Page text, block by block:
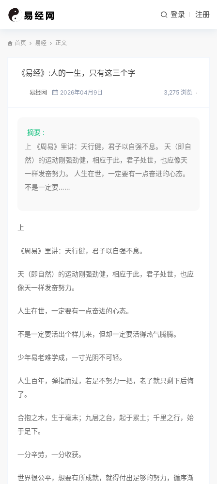
登录 注册
首页 易经 正文
《易经》:人的一生，只有这三个字
易经网 2026年04月9日 3,275 浏览
摘要 :
上 《周易》里讲：天行健，君子以自强不息。 天（即自
然）的运动刚强劲健，相应于此，君子处世，也应像天
一样发奋努力。 人生在世，一定要有一点奋进的心态。
不是一定要……
上
《周易》里讲：天行健，君子以自强不息。
天（即自然）的运动刚强劲健，相应于此，君子处世，也应
像天一样发奋努力。
人生在世，一定要有一点奋进的心态。
不是一定要活出个样儿来，但却一定要活得热气腾腾。
少年易老难学成，一寸光阴不可轻。
人生百年，弹指而过，若是不努力一把，老了就只剩下后悔
了。
合抱之木，生于毫末；九层之台，起于累土；千里之行，始
于足下。
一分辛劳，一分收获。
世界很公平，想要有所成就，就得付出足够的努力，循序渐